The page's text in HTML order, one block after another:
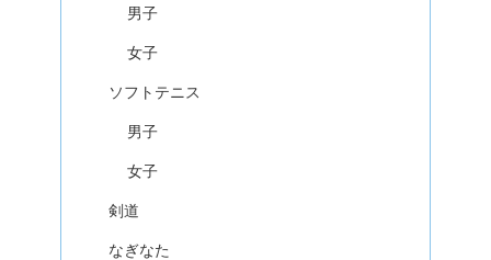
男子
女子
ソフトテニス
男子
女子
剣道
なぎなた